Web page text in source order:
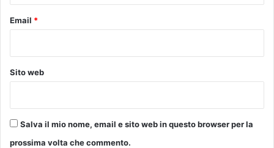
Email *
Sito web
Salva il mio nome, email e sito web in questo browser per la
prossima volta che commento.